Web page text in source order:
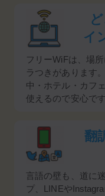
イ
フリーWiFは、場
ラつきがあります
中・ホテル・カフ
使えるので安心です
翻
言語の壁も、道に
プ、LINEや